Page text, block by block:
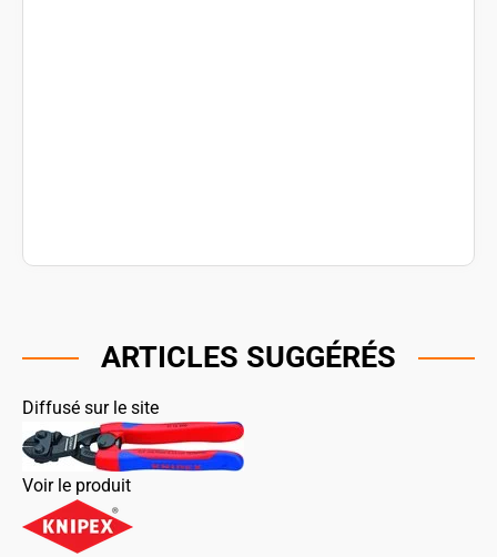
ARTICLES SUGGÉRÉS
Diffusé sur le site
Voir le produit